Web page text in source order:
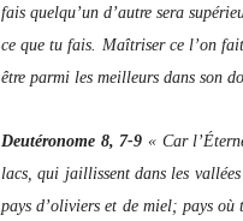
fais quelqu’un d’autre sera
ce que tu fais. Maîtriser ce l’on
être parmi les meilleurs dans son
Deutéronome 8, 7-9 « Car
lacs, qui jaillissent dans les
pays d’oliviers et de miel; pays où